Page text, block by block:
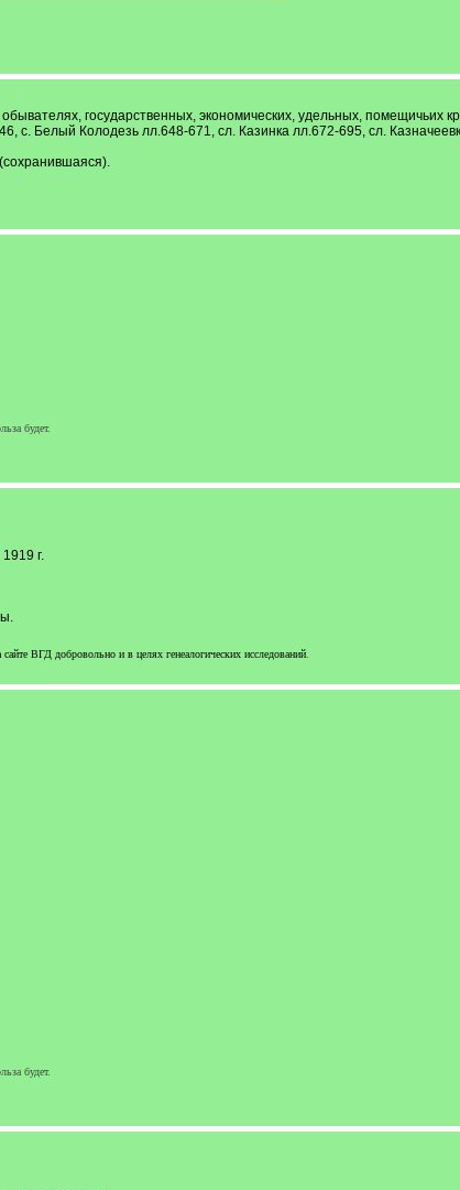
государственных, экономических, удельных, помещичьих
с. Белый Колодезь лл.648-671, сл. Казинка лл.672-695, сл.
будет.
г.
ВГД добровольно и в целях генеалогических исследований.
будет.